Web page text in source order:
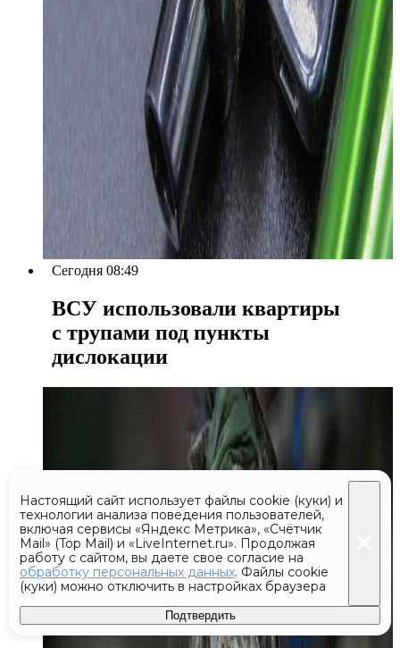
Сегодня 08:49
ВСУ использовали квартиры
с трупами под пункты
дислокации
Настоящий сайт использует файлы cookie (куки) и
технологии анализа поведения пользователей,
включая сервисы «Яндекс Метрика», «Счётчик
Mail» (Top Mail) и «LiveInternet.ru». Продолжая
работу с сайтом, вы даете свое согласие на
обработку персональных данных. Файлы cookie
(куки) можно отключить в настройках браузера
Подтвердить